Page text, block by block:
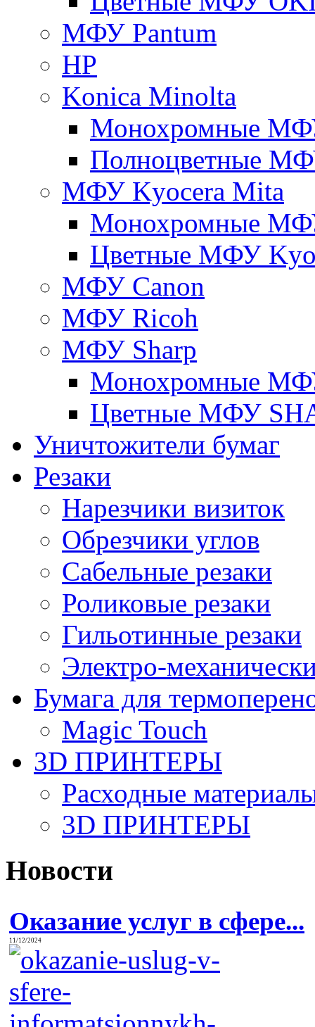
МФУ Pantum
HP
Konica Minolta
Монохромные
Полноцветные
МФУ Kyocera Mita
Монохромные
Цветные МФУ
МФУ Canon
МФУ Ricoh
МФУ Sharp
Монохромные
Цветные МФУ
Уничтожители бумаг
Резаки
Нарезчики визиток
Обрезчики углов
Сабельные резаки
Роликовые резаки
Гильотинные резаки
Электро-
Бумага для
Magic Touch
3D ПРИНТЕРЫ
Расходные
3D ПРИНТЕРЫ
Новости
Оказание услуг в сфере...
11/12/2024